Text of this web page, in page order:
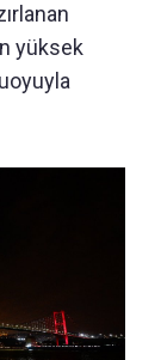
yüksek